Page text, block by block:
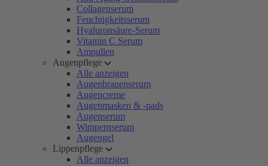
Collagenserum
Feuchtigkeitsserum
Hyaluronsäure-Serum
Vitamin C Serum
Ampullen
Augenpflege
Alle anzeigen
Augenbrauenserum
Augencreme
Augenmasken & -pads
Augenserum
Wimpernserum
Augengel
Lippenpflege
Alle anzeigen